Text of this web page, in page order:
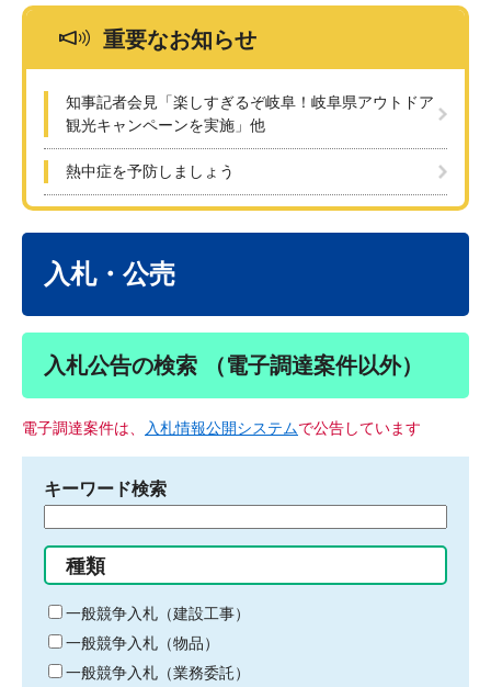
重要なお知らせ
知事記者会見「楽しすぎるぞ岐阜！岐阜県アウトドア
観光キャンペーンを実施」他
熱中症を予防しましょう
入札・公売
入札公告の検索 （電子調達案件以外）
電子調達案件は、 入札情報公開システムで公告しています
キーワード検索
る
キ
ー
ワ
ー
種類
一般競争入札（建設工事）
一般競争入札（物品）
一般競争入札（業務委託）